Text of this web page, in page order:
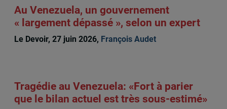
Au Venezuela, un gouvernement
« largement dépassé », selon un expert
Le Devoir, 27 juin 2026, François Audet
Tragédie au Venezuela: «Fort à parier
que le bilan actuel est très sous-estimé»